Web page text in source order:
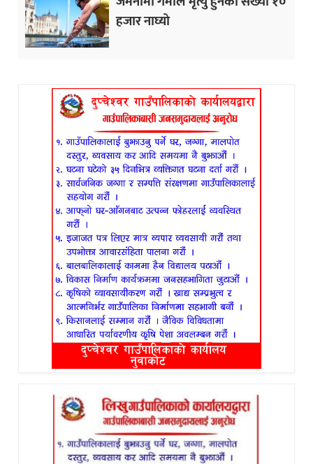
हजार नाघ्यो